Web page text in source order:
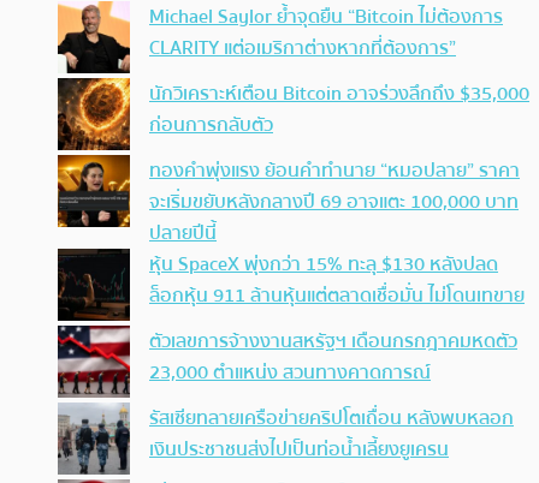
Michael Saylor ย้ำจุดยืน “Bitcoin ไม่ต้องการ
CLARITY แต่อเมริกาต่างหากที่ต้องการ”
นักวิเคราะห์เตือน Bitcoin อาจร่วงลึกถึง $35,000
ก่อนการกลับตัว
ทองคำพุ่งแรง ย้อนคำทำนาย “หมอปลาย” ราคา
จะเริ่มขยับหลังกลางปี 69 อาจแตะ 100,000 บาท
ปลายปีนี้
หุ้น SpaceX พุ่งกว่า 15% ทะลุ $130 หลังปลด
ล็อกหุ้น 911 ล้านหุ้นแต่ตลาดเชื่อมั่น ไม่โดนเทขาย
ตัวเลขการจ้างงานสหรัฐฯ เดือนกรกฎาคมหดตัว
23,000 ตำแหน่ง สวนทางคาดการณ์
รัสเซียทลายเครือข่ายคริปโตเถื่อน หลังพบหลอก
เงินประชาชนส่งไปเป็นท่อน้ำเลี้ยงยูเครน